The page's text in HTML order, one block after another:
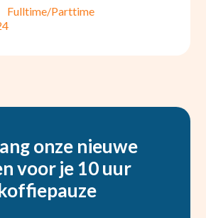
Fulltime/Parttime
onze nieuwe
voor je 10 uur